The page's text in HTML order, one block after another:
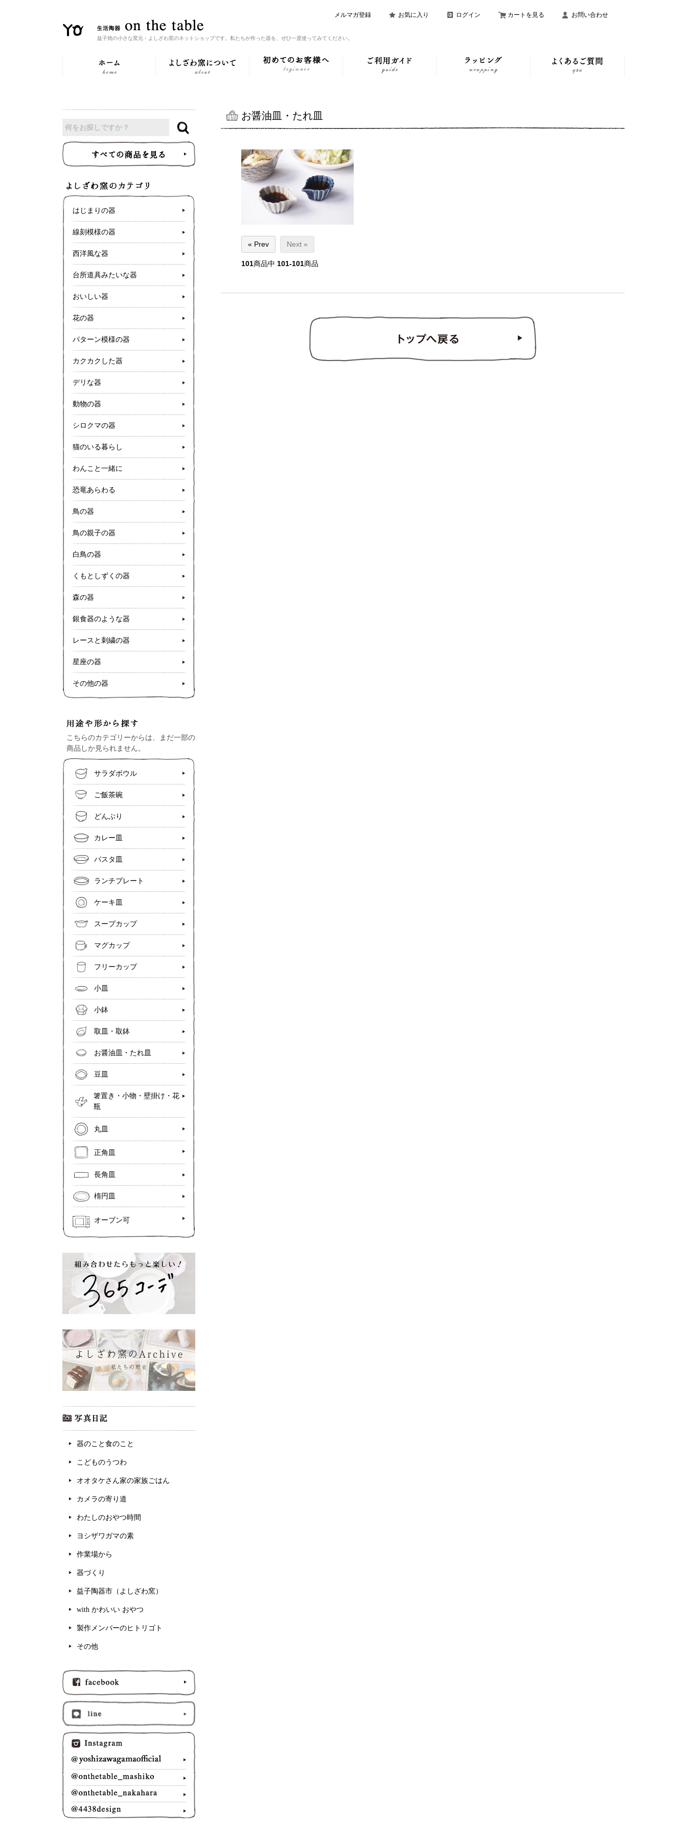
メルマガ登録 お気に入り ログイン カートを見る お問い合わせ
益子焼の小さな窯元・よしざわ窯のネットショップです。私たちが作った器を、ぜひ一度使ってみてください。
お醤油皿・たれ皿
ト２９ ハリネズミカタク
SOLDOUT
« Prev Next »
101商品中 101-101商品
はじまりの器
線刻模様の器
西洋風な器
台所道具みたいな器
おいしい器
花の器
パターン模様の器
カクカクした器
デリな器
動物の器
シロクマの器
猫のいる暮らし
わんこと一緒に
恐竜あらわる
鳥の器
鳥の親子の器
白鳥の器
くもとしずくの器
森の器
銀食器のような器
レースと刺繍の器
星座の器
その他の器
こちらのカテゴリーからは、まだ一部の
商品しか見られません。
サラダボウル
ご飯茶碗
どんぶり
カレー皿
パスタ皿
ランチプレート
ケーキ皿
スープカップ
マグカップ
フリーカップ
小皿
小鉢
取皿・取鉢
お醤油皿・たれ皿
豆皿
箸置き・小物・壁掛け・花
瓶
丸皿
正角皿
長角皿
楕円皿
オーブン可
器のこと食のこと
こどものうつわ
オオタケさん家の家族ごはん
カメラの寄り道
わたしのおやつ時間
ヨシザワガマの素
作業場から
器づくり
益子陶器市（よしざわ窯）
with かわいい おやつ
製作メンバーのヒトリゴト
その他